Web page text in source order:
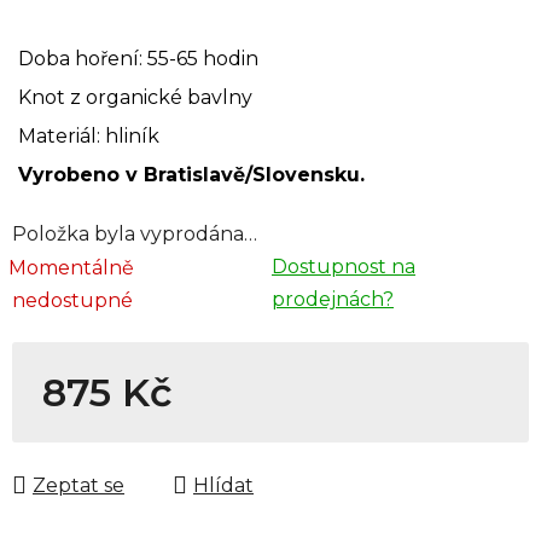
Doba hoření: 55-65 hodin
Knot z organické bavlny
Materiál: hliník
Vyrobeno v Bratislavě/Slovensku.
Položka byla vyprodána…
Momentálně
nedostupné
Dostupnost na
prodejnách?
875 Kč
Zeptat se Hlídat